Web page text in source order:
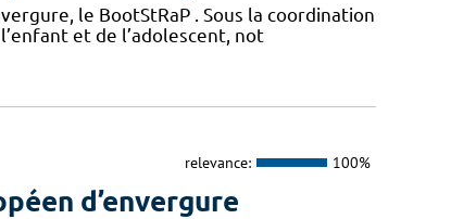
le BootStRaP . Sous la coordination
et de l’adolescent, not
relevance: 100%
d’envergure